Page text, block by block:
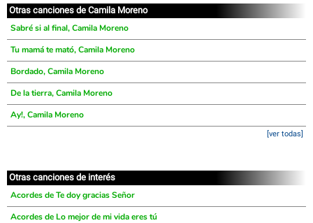
Otras canciones de Camila Moreno
Sabré si al final, Camila Moreno
Tu mamá te mató, Camila Moreno
Bordado, Camila Moreno
De la tierra, Camila Moreno
Ay!, Camila Moreno
[ver todas]
Otras canciones de interés
Acordes de Te doy gracias Señor
Acordes de Lo mejor de mi vida eres tú